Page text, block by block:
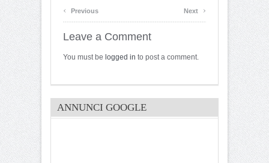
‹ Previous Next ›
Leave a Comment
You must be logged in to post a comment.
ANNUNCI GOOGLE